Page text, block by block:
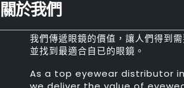
關於我們
我們傳遞眼鏡的價值，讓人們得到需
並找到最適合自已的眼鏡。
As a top eyewear distributor